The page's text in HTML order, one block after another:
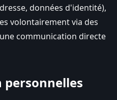
données d'identité),
volontairement via des
communication directe
personnelles